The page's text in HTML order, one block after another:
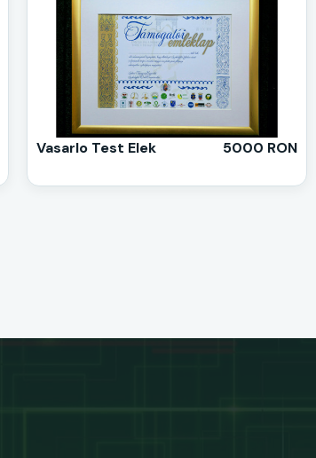
Vasarlo Test Elek 5000 RON